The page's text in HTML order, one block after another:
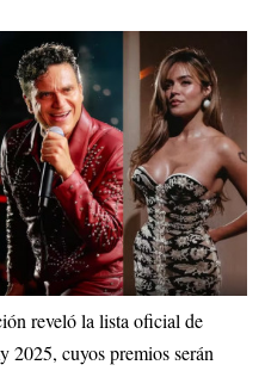
reveló la lista oficial de
2025, cuyos premios serán